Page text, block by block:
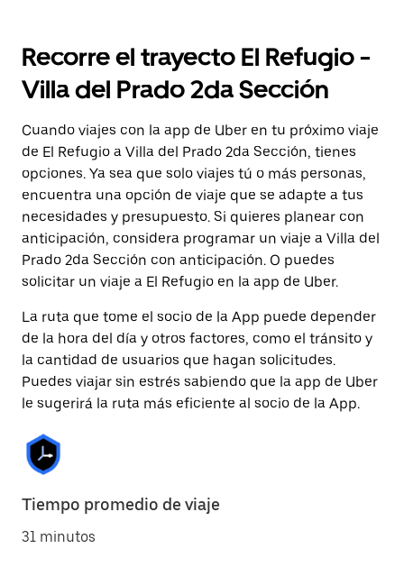
Recorre el trayecto El Refugio -
Villa del Prado 2da Sección
Cuando viajes con la app de Uber en tu próximo viaje
de El Refugio a Villa del Prado 2da Sección, tienes
opciones. Ya sea que solo viajes tú o más personas,
encuentra una opción de viaje que se adapte a tus
necesidades y presupuesto. Si quieres planear con
anticipación, considera programar un viaje a Villa del
Prado 2da Sección con anticipación. O puedes
solicitar un viaje a El Refugio en la app de Uber.
La ruta que tome el socio de la App puede depender
de la hora del día y otros factores, como el tránsito y
la cantidad de usuarios que hagan solicitudes.
Puedes viajar sin estrés sabiendo que la app de Uber
le sugerirá la ruta más eficiente al socio de la App.
Tiempo promedio de viaje
31 minutos